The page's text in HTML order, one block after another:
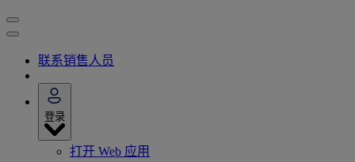
联系销售人员
登录
打开 Web 应用